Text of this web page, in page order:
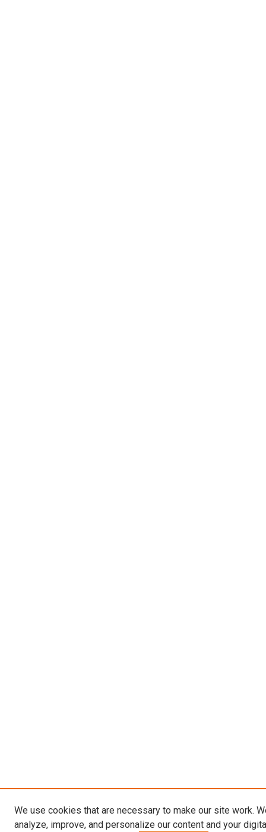
We use cookies that are necessary to make our site work.
analyze, improve, and personalize our content and your